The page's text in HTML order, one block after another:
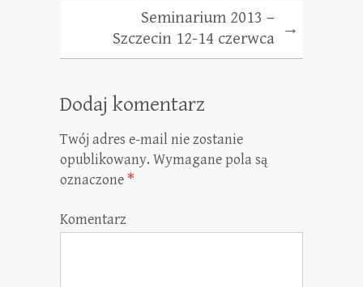
Seminarium 2013 –
Szczecin 12-14 czerwca →
Dodaj komentarz
Twój adres e-mail nie zostanie
opublikowany. Wymagane pola są
oznaczone *
Komentarz